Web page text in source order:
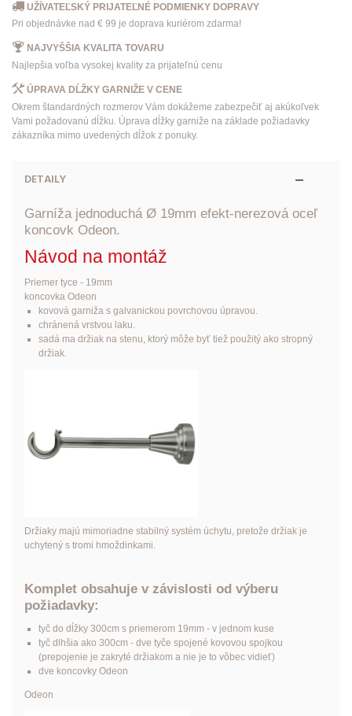
UŽÍVATEĽSKÝ PRIJATEĽNÉ PODMIENKY DOPRAVY
Pri objednávke nad € 99 je doprava kuriérom zdarma!
NAJVYŠŠIA KVALITA TOVARU
Najlepšia voľba vysokej kvality za prijateľnú cenu
ÚPRAVA DĹŽKY GARNIŽE V CENE
Okrem štandardných rozmerov Vám dokážeme zabezpečiť aj akúkoľvek
Vami požadovanú dĺžku. Úprava dĺžky garniže na základe požiadavky
zákazníka mimo uvedených dĺžok z ponuky.
DETAILY
Garníža jednoduchá Ø 19mm efekt-nerezová oceľ
koncovk Odeon.
Návod na montáž
Priemer tyce - 19mm
koncovka Odeon
kovová garniža s galvanickou povrchovou úpravou.
chránená vrstvou laku.
sadá ma držiak na stenu, ktorý môže byť tiež použitý ako stropný
držiak.
Držiaky majú mimoriadne stabilný systém úchytu, pretože držiak je
uchytený s tromi hmoždinkami.
Komplet obsahuje v závislosti od výberu
požiadavky:
tyč do dĺžky 300cm s priemerom 19mm - v jednom kuse
tyč dlhšia ako 300cm - dve tyče spojené kovovou spojkou
(prepojenie je zakryté držiakom a nie je to vôbec vidieť)
dve koncovky Odeon
Odeon